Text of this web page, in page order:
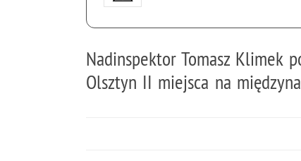
Nadinspektor Tomasz Klimek
Olsztyn II miejsca na